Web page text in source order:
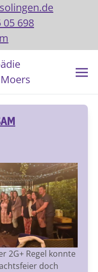
05 698
2G+ Regel konnte
doch